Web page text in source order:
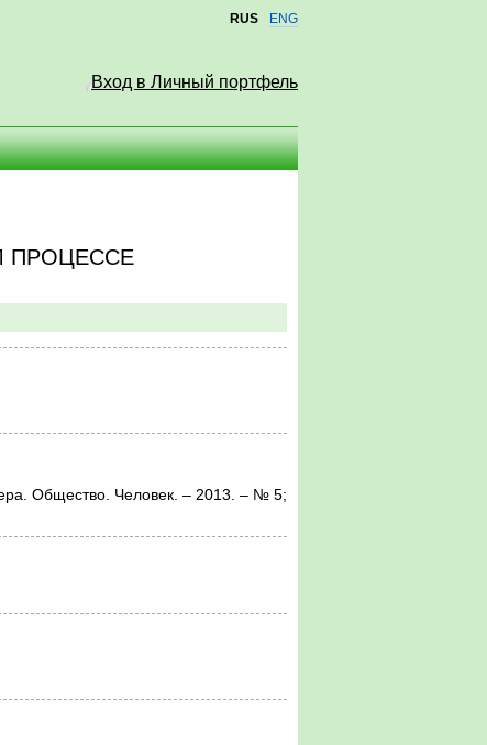
RUS ENG
Вход в Личный портфель
ПРОЦЕССЕ
Человек. – 2013. – № 5;